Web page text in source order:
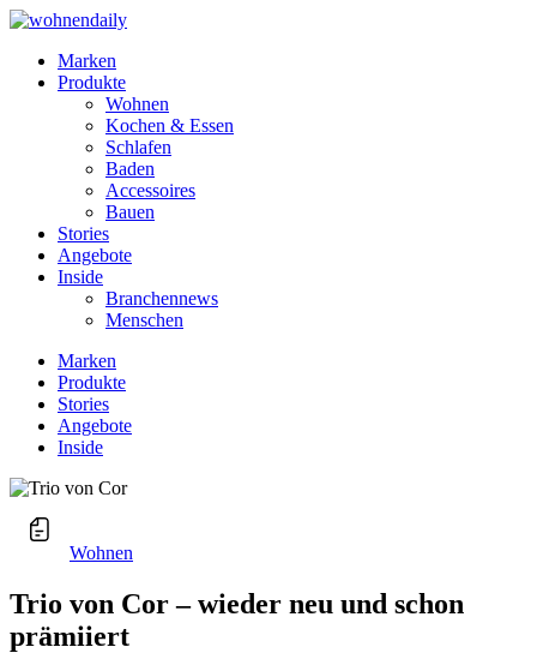
Marken
Produkte
Wohnen
Kochen & Essen
Schlafen
Baden
Accessoires
Bauen
Stories
Angebote
Inside
Branchennews
Menschen
Marken
Produkte
Stories
Angebote
Inside
Wohnen
Trio von Cor – wieder neu und schon
prämiiert